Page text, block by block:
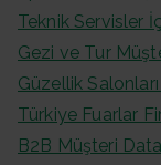
Teknik Servisler
Gezi ve Tur
Güzellik
Türkiye Fuarlar
B2B Müşteri